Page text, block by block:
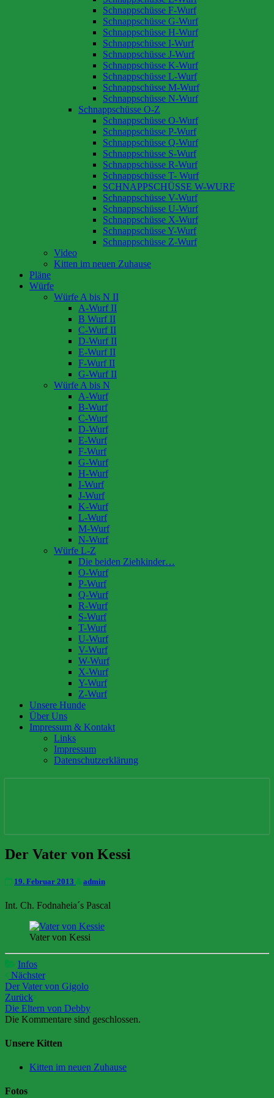
Schnappschüsse F-Wurf
Schnappschüsse G-Wurf
Schnappschüsse H-Wurf
Schnappschüsse I-Wurf
Schnappschüsse J-Wurf
Schnappschüsse K-Wurf
Schnappschüsse L-Wurf
Schnappschüsse M-Wurf
Schnappschüsse N-Wurf
Schnappschüsse O-Z
Schnappschüsse O-Wurf
Schnappschüsse P-Wurf
Schnappschüsse Q-Wurf
Schnappschüsse S-Wurf
Schnappschüsse R-Wurf
Schnappschüsse T- Wurf
SCHNAPPSCHÜSSE W-WURF
Schnappschüsse V-Wurf
Schnappschüsse U-Wurf
Schnappschüsse X-Wurf
Schnappschüsse Y-Wurf
Schnappschüsse Z-Wurf
Video
Kitten im neuen Zuhause
Pläne
Würfe
Würfe A bis N II
A-Wurf II
B Wurf II
C-Wurf II
D-Wurf II
E-Wurf II
F-Wurf II
G-Wurf II
Würfe A bis N
A-Wurf
B-Wurf
C-Wurf
D-Wurf
E-Wurf
F-Wurf
G-Wurf
H-Wurf
I-Wurf
J-Wurf
K-Wurf
L-Wurf
M-Wurf
N-Wurf
Würfe L-Z
Die beiden Ziehkinder…
O-Wurf
P-Wurf
Q-Wurf
R-Wurf
S-Wurf
T-Wurf
U-Wurf
V-Wurf
W-Wurf
X-Wurf
Y-Wurf
Z-Wurf
Unsere Hunde
Über Uns
Impressum & Kontakt
Links
Impressum
Datenschutzerklärung
Der
Vater
Kessi
Der Vater von Kessi
19. Februar 2013 admin
Int. Ch. Fodnaheia´s Pascal
Vater von Kessi
Infos
Beitrags-
Navigation
Nächster
Der Vater von Gigolo
Zurück
Die Eltern von Debby
Die Kommentare sind geschlossen.
Unsere Kitten
Kitten im neuen Zuhause
Fotos